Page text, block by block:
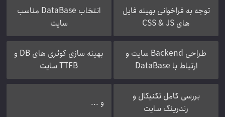
توجه به فراخوانی بهینه فایل
های CSS & JS
انتخاب DataBase مناسب
سایت
طراحی Backend سایت و
ارتباط با DataBase
بهینه سازی کوئری های DB و
TTFB سایت
بررسی کامل تکنیکال و
رندرینگ سایت
و ...